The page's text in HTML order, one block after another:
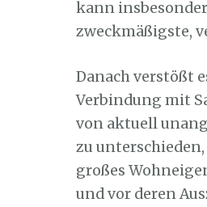
kann
zweckmäßigste,
Danach verstößt
Verbindung mit
von aktuell
zu
großes
und vor deren